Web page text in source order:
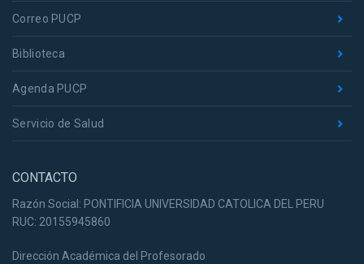
Correo PUCP
Biblioteca
Agenda PUCP
Servicio de Salud
CONTACTO
Razón Social: PONTIFICIA UNIVERSIDAD CATOLICA DEL PERU
RUC: 20155945860
Dirección Académica del Profesorado